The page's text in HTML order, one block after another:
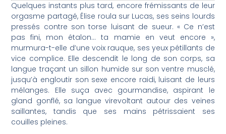
Quelques instants plus tard, encore frémissants de leur
orgasme partagé, Élise roula sur Lucas, ses seins lourds
pressés contre son torse luisant de sueur. « Ce n’est
pas fini, mon étalon… ta mamie en veut encore »,
murmura-t-elle d’une voix rauque, ses yeux pétillants de
vice complice. Elle descendit le long de son corps, sa
langue traçant un sillon humide sur son ventre musclé,
jusqu’à engloutir son sexe encore raidi, luisant de leurs
mélanges. Elle suça avec gourmandise, aspirant le
gland gonflé, sa langue virevoltant autour des veines
saillantes, tandis que ses mains pétrissaient ses
couilles pleines.